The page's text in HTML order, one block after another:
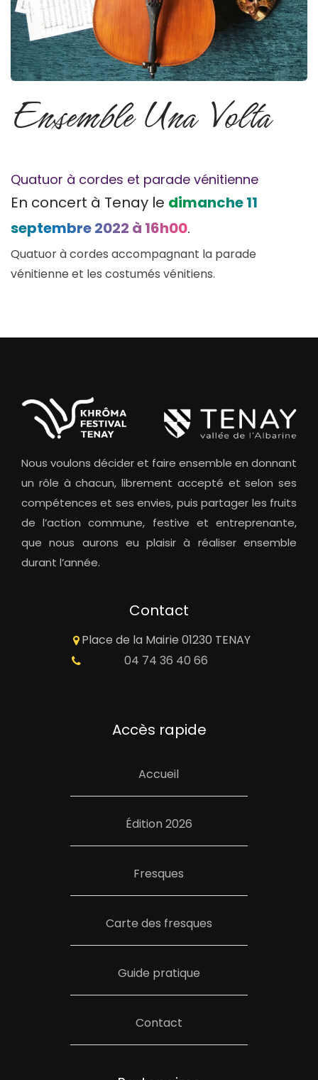
Ensemble Una Volta
Quatuor à cordes et parade vénitienne
En concert à Tenay le dimanche 11
septembre 2022 à 16h00.
Quatuor à cordes accompagnant la parade
vénitienne et les costumés vénitiens.
Nous voulons décider et faire ensemble en donnant
un rôle à chacun, librement accepté et selon ses
compétences et ses envies, puis partager les fruits
de l’action commune, festive et entreprenante,
que nous aurons eu plaisir à réaliser ensemble
durant l’année.
Contact
Place de la Mairie 01230 TENAY
04 74 36 40 66
Accès rapide
Accueil
Édition 2026
Fresques
Carte des fresques
Guide pratique
Contact